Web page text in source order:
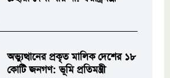
অভ্যুত্থানের প্রকৃত মালিক দেশের ১৮
কোটি জনগণ: ভূমি প্রতিমন্ত্রী